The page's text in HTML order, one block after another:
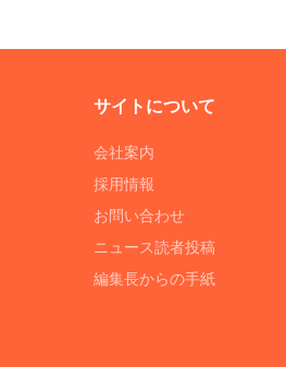
サイトについて
会社案内
採用情報
お問い合わせ
ニュース読者投稿
編集長からの手紙